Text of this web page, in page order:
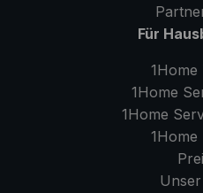
Für
1Home
1Home
1Home
1Home